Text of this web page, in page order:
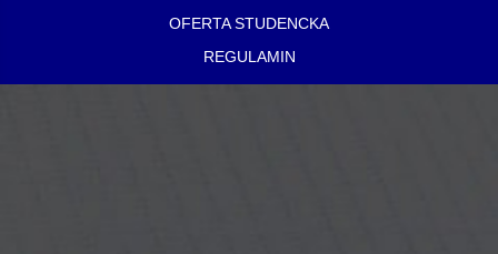
OFERTA STUDENCKA
REGULAMIN